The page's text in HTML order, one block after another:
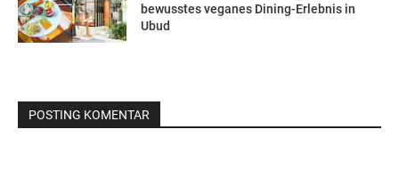
bewusstes veganes Dining-Erlebnis in
Ubud
POSTING KOMENTAR